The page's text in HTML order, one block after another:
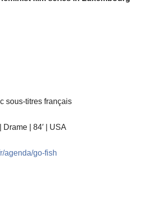
sous-titres français
| 84′ | USA
agenda/go-fish